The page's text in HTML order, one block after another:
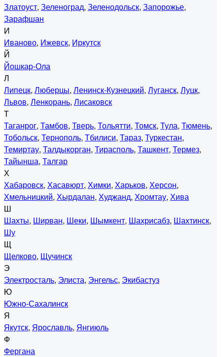
Златоуст, Зеленоград, Зеленодольск, Запорожье,
Зарафшан
И
Иваново, Ижевск, Иркутск
Й
Йошкар-Ола
Л
Липецк, Люберцы, Ленинск-Кузнецкий, Луганск, Луцк,
Львов, Ленкорань, Лисаковск
Т
Таганрог, Тамбов, Тверь, Тольятти, Томск, Тула, Тюмень,
Тобольск, Тернополь, Тбилиси, Тараз, Туркестан,
Темиртау, Талдыкорган, Тирасполь, Ташкент, Термез,
Тайынша, Талгар
Х
Хабаровск, Хасавюрт, Химки, Харьков, Херсон,
Хмельницкий, Хырдалан, Худжанд, Хромтау, Хива
Ш
Шахты, Ширван, Шеки, Шымкент, Шахрисабз, Шахтинск,
Шу
Щ
Щелково, Щучинск
Э
Электросталь, Элиста, Энгельс, Экибастуз
Ю
Южно-Сахалинск
Я
Якутск, Ярославль, Янгиюль
Ф
Фергана